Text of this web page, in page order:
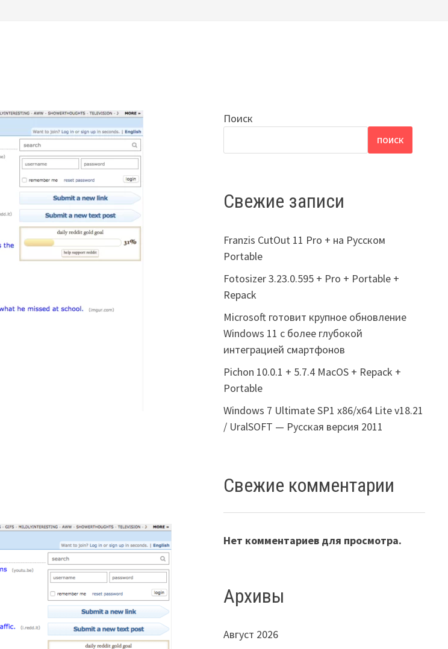
Поиск
ПОИСК
Свежие записи
Franzis CutOut 11 Pro + на Русском
Portable
Fotosizer 3.23.0.595 + Pro + Portable +
Repack
Microsoft готовит крупное обновление
Windows 11 с более глубокой
интеграцией смартфонов
Pichon 10.0.1 + 5.7.4 MacOS + Repack +
Portable
Windows 7 Ultimate SP1 x86/x64 Lite v18.21
/ UralSOFT — Русская версия 2011
Свежие комментарии
Нет комментариев для просмотра.
Архивы
Август 2026